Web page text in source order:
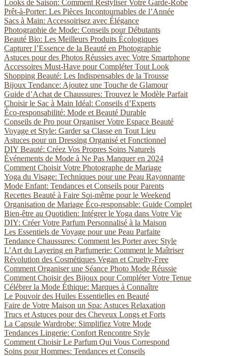
Looks de Saison: Comment Restyliser Votre Garde-Robe
Prêt-à-Porter: Les Pièces Incontournables de l’Année
Sacs à Main: Accessoirisez avec Élégance
Photographie de Mode: Conseils pour Débutants
Beauté Bio: Les Meilleurs Produits Écologiques
Capturer l’Essence de la Beauté en Photographie
Astuces pour des Photos Réussies avec Votre Smartphone
Accessoires Must-Have pour Compléter Tout Look
Shopping Beauté: Les Indispensables de la Trousse
Bijoux Tendance: Ajoutez une Touche de Glamour
Guide d’Achat de Chaussures: Trouvez le Modèle Parfait
Choisir le Sac à Main Idéal: Conseils d’Experts
Éco-responsabilité: Mode et Beauté Durable
Conseils de Pro pour Organiser Votre Espace Beauté
Voyage et Style: Garder sa Classe en Tout Lieu
Astuces pour un Dressing Organisé et Fonctionnel
DIY Beauté: Créez Vos Propres Soins Naturels
Événements de Mode à Ne Pas Manquer en 2024
Comment Choisir Votre Photographe de Mariage
Yoga du Visage: Techniques pour une Peau Rayonnante
Mode Enfant: Tendances et Conseils pour Parents
Recettes Beauté à Faire Soi-même pour le Weekend
Organisation de Mariage Éco-responsable: Guide Complet
Bien-être au Quotidien: Intégrer le Yoga dans Votre Vie
DIY: Créer Votre Parfum Personnalisé à la Maison
Les Essentiels de Voyage pour une Peau Parfaite
Tendance Chaussures: Comment les Porter avec Style
L’Art du Layering en Parfumerie: Comment le Maîtriser
Révolution des Cosmétiques Vegan et Cruelty-Free
Comment Organiser une Séance Photo Mode Réussie
Comment Choisir des Bijoux pour Compléter Votre Tenue
Célébrer la Mode Éthique: Marques à Connaître
Le Pouvoir des Huiles Essentielles en Beauté
Faire de Votre Maison un Spa: Astuces Relaxation
Trucs et Astuces pour des Cheveux Longs et Forts
La Capsule Wardrobe: Simplifiez Votre Mode
Tendances Lingerie: Confort Rencontre Style
Comment Choisir Le Parfum Qui Vous Correspond
Soins pour Hommes: Tendances et Conseils